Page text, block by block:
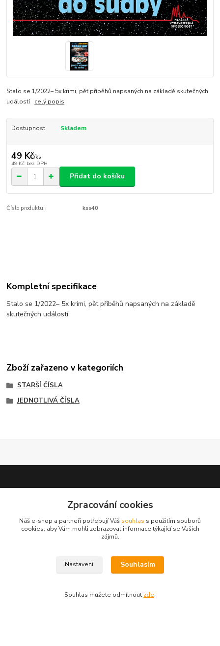
Stalo se 1/2022– 5x krimi, pět příběhů napsaných na základě skutečných
událostí celý popis
Dostupnost Skladem
49 Kč/ks
49 Kč bez DPH
Přidat do košíku
Číslo produktu: kss40
Kompletní specifikace
Stalo se 1/2022– 5x krimi, pět příběhů napsaných na základě
skutečných událostí
Zboží zařazeno v kategoriích
STARŠÍ ČÍSLA
JEDNOTLIVÁ ČÍSLA
+420 222 718 046, volba 3
Zpracování cookies
Náš e-shop a partneři potřebují Váš souhlas s použitím souborů
cookies, aby Vám mohli zobrazovat informace týkající se Vašich
zájmů.
Nastavení Souhlasím
Souhlas můžete odmítnout zde.